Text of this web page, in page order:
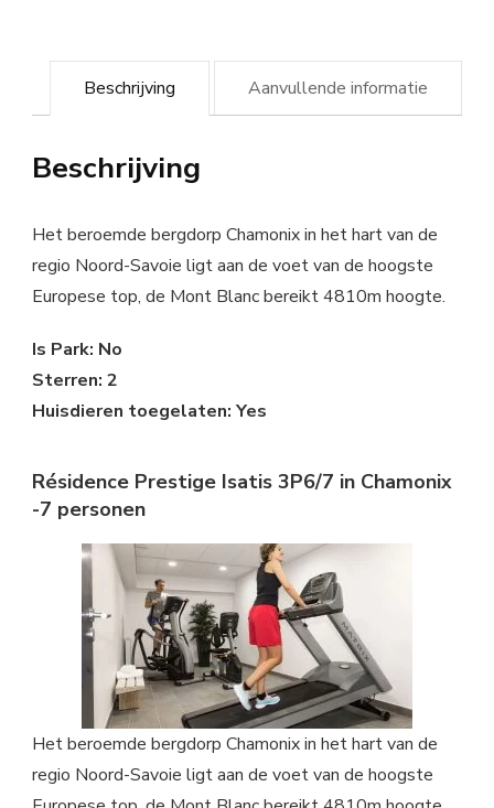
Beschrijving Aanvullende informatie
Beschrijving
Het beroemde bergdorp Chamonix in het hart van de
regio Noord-Savoie ligt aan de voet van de hoogste
Europese top, de Mont Blanc bereikt 4810m hoogte.
Is Park: No
Sterren: 2
Huisdieren toegelaten: Yes
Résidence Prestige Isatis 3P6/7 in Chamonix
-7 personen
Het beroemde bergdorp Chamonix in het hart van de
regio Noord-Savoie ligt aan de voet van de hoogste